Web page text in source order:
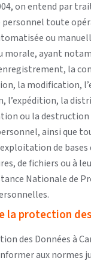
on entend par
personnel toute
ou
morale, ayant
la
la modification,
l’expédition, la
ou la destruction
ainsi que
de bases
de fichiers ou à
Nationale de
la protection
des Données à
aux normes